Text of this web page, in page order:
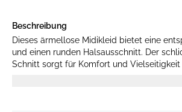
Beschreibung
Dieses ärmellose Midikleid bietet eine
und einen runden Halsausschnitt. Der
Schnitt sorgt für Komfort und